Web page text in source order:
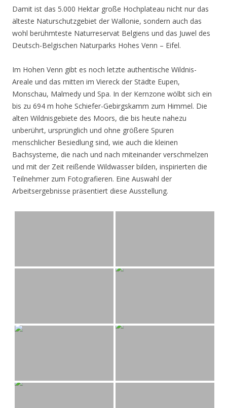
Damit ist das 5.000 Hektar große Hochplateau nicht nur das
älteste Naturschutzgebiet der Wallonie, sondern auch das
wohl berühmteste Naturreservat Belgiens und das Juwel des
Deutsch-Belgischen Naturparks Hohes Venn – Eifel.
Im Hohen Venn gibt es noch letzte authentische Wildnis-
Areale und das mitten im Viereck der Städte Eupen,
Monschau, Malmedy und Spa. In der Kernzone wölbt sich ein
bis zu 694 m hohe Schiefer-Gebirgskamm zum Himmel. Die
alten Wildnisgebiete des Moors, die bis heute nahezu
unberührt, ursprünglich und ohne größere Spuren
menschlicher Besiedlung sind, wie auch die kleinen
Bachsysteme, die nach und nach miteinander verschmelzen
und mit der Zeit reißende Wildwasser bilden, inspirierten die
Teilnehmer zum Fotografieren. Eine Auswahl der
Arbeitsergebnisse präsentiert diese Ausstellung.